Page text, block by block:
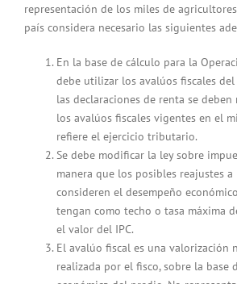
representación de los miles de
país considera necesario las siguientes
En la base de cálculo para la
debe utilizar los avalúos fiscales del
las declaraciones de renta se
los avalúos fiscales vigentes en el
refiere el ejercicio tributario.
Se debe modificar la ley sobre
manera que los posibles reajustes
consideren el desempeño
tengan como techo o tasa máxima
el valor del IPC.
El avalúo fiscal es una valorización
realizada por el fisco, sobre la base